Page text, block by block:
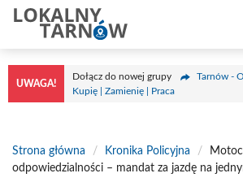
Przejdź
treści
UWAGA!
Dołącz do nowej grupy
Tarnów -
Kupię | Zamienię | Praca
Strona główna / Kronika Policyjna /
odpowiedzialności – mandat za jazdę na